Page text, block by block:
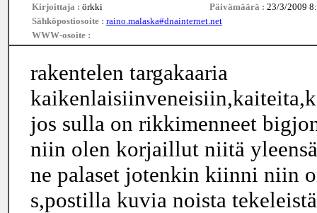
Kirjoittaja : örkki Päivämäärä : 23/3/2009
Sähköpostiosoite : raino.malaska#dnainternet.net
WWW-osoite :
rakentelen targakaaria
jos sulla on rikkimenneet
niin olen korjaillut niitä
ne palaset jotenkin kiinni niin
s,postilla kuvia noista